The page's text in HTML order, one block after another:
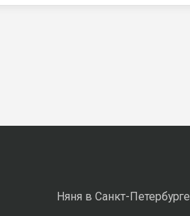
Няня в Санкт-Петербурге